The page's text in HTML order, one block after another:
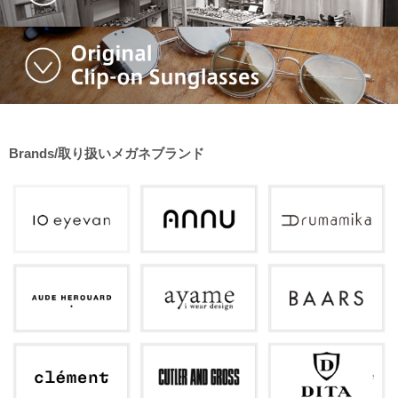
Brands/取り扱いメガネブランド